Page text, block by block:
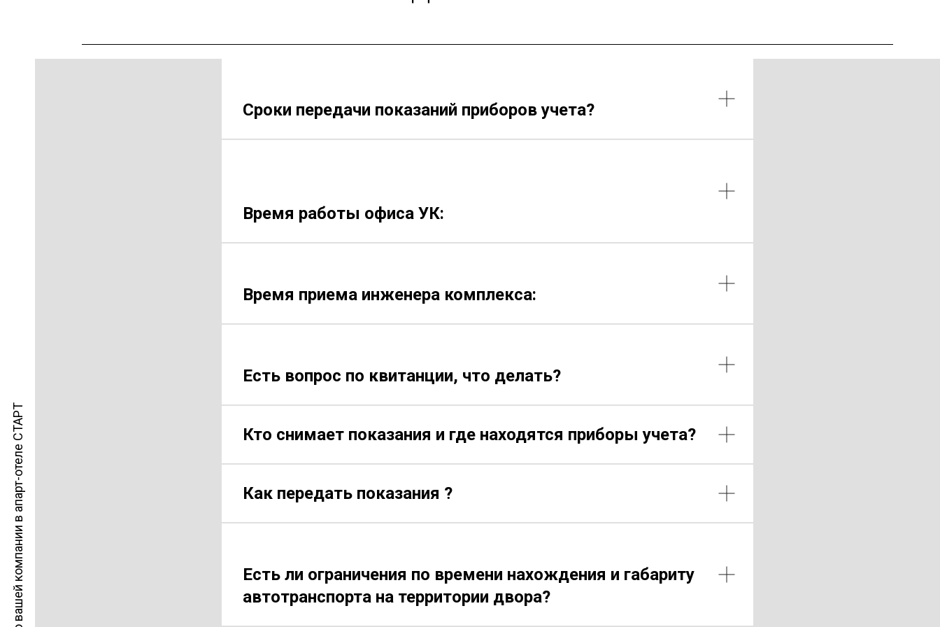
Сроки передачи показаний приборов учета?
Время работы офиса УК:
Время приема инженера комплекса:
Есть вопрос по квитанции, что делать?
Кто снимает показания и где находятся приборы учета?
Как передать показания ?
Есть ли ограничения по времени нахождения и габариту
автотранспорта на территории двора?